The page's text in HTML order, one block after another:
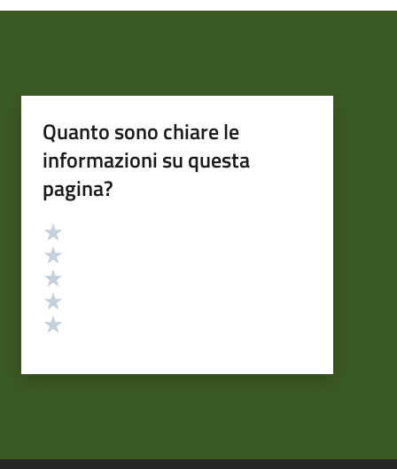
Quanto sono chiare le
informazioni su questa
pagina?
Valutazione